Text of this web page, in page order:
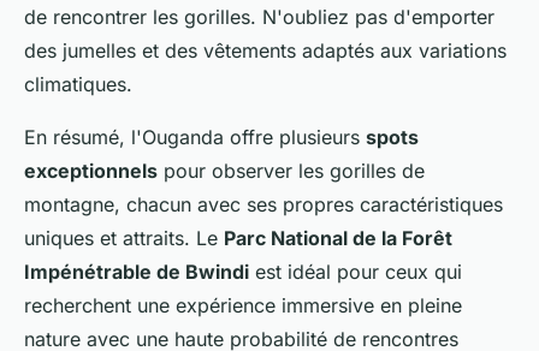
de rencontrer les gorilles. N'oubliez pas d'emporter
des jumelles et des vêtements adaptés aux variations
climatiques.
En résumé, l'Ouganda offre plusieurs spots
exceptionnels pour observer les gorilles de
montagne, chacun avec ses propres caractéristiques
uniques et attraits. Le Parc National de la Forêt
Impénétrable de Bwindi est idéal pour ceux qui
recherchent une expérience immersive en pleine
nature avec une haute probabilité de rencontres